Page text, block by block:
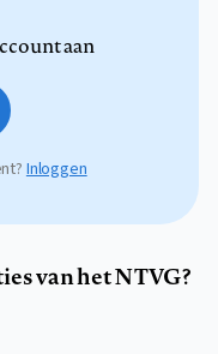
aan
Inloggen
van het NTVG?